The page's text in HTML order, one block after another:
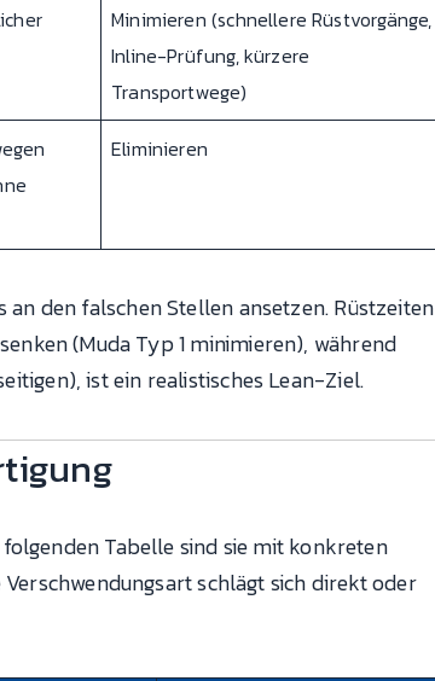
Minimieren (schnellere Rüstvorgänge,
Inline-Prüfung, kürzere
Transportwege)
Eliminieren
den falschen Stellen ansetzen. Rüstzeiten
(Muda Typ 1 minimieren), während
ist ein realistisches Lean-Ziel.
Tabelle sind sie mit konkreten
schlägt sich direkt oder